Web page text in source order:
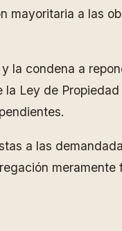
mayoritaria a las
la condena a
Ley de
a las